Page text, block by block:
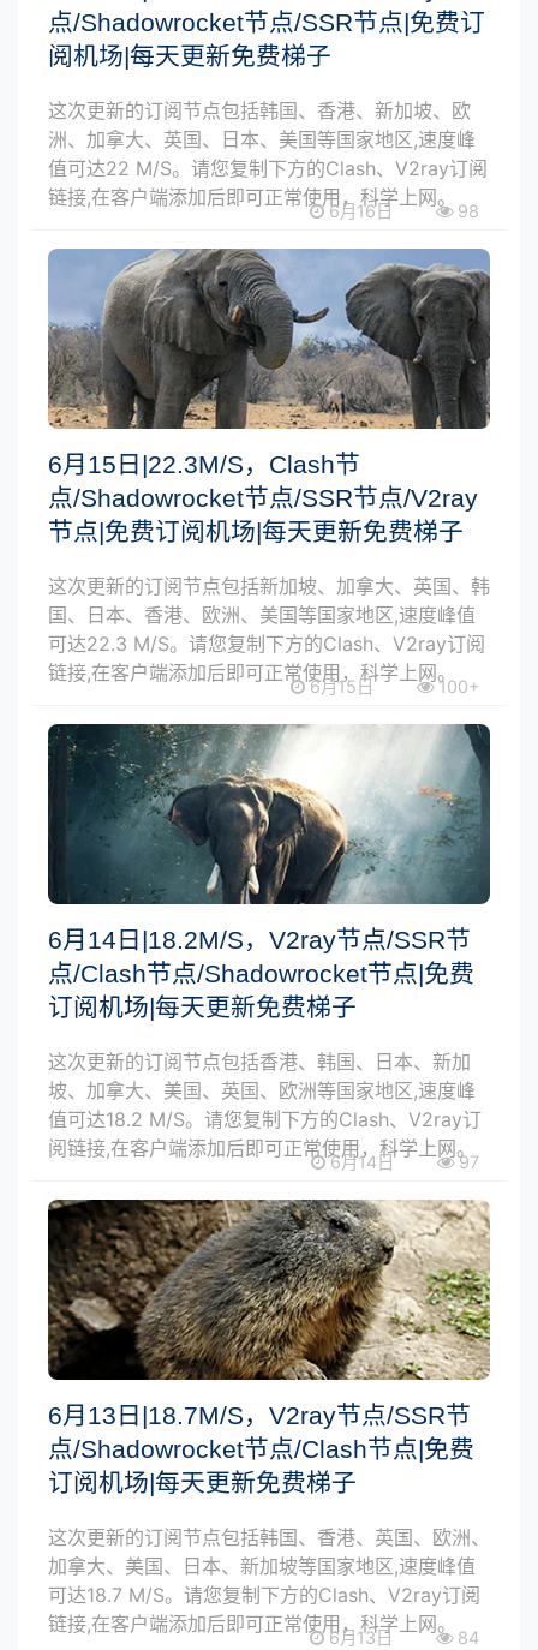
点/Shadowrocket节点/SSR节点|免费订
阅机场|每天更新免费梯子
这次更新的订阅节点包括韩国、香港、新加坡、欧
洲、加拿大、英国、日本、美国等国家地区,速度峰
值可达22 M/S。请您复制下方的Clash、V2ray订阅
链接,在客户端添加后即可正常使用，科学上网。
6月16日 98
6月15日|22.3M/S，Clash节
点/Shadowrocket节点/SSR节点/V2ray
节点|免费订阅机场|每天更新免费梯子
这次更新的订阅节点包括新加坡、加拿大、英国、韩
国、日本、香港、欧洲、美国等国家地区,速度峰值
可达22.3 M/S。请您复制下方的Clash、V2ray订阅
链接,在客户端添加后即可正常使用，科学上网。
6月15日 100+
6月14日|18.2M/S，V2ray节点/SSR节
点/Clash节点/Shadowrocket节点|免费
订阅机场|每天更新免费梯子
这次更新的订阅节点包括香港、韩国、日本、新加
坡、加拿大、美国、英国、欧洲等国家地区,速度峰
值可达18.2 M/S。请您复制下方的Clash、V2ray订
阅链接,在客户端添加后即可正常使用，科学上网。
6月14日 97
6月13日|18.7M/S，V2ray节点/SSR节
点/Shadowrocket节点/Clash节点|免费
订阅机场|每天更新免费梯子
这次更新的订阅节点包括韩国、香港、英国、欧洲、
加拿大、美国、日本、新加坡等国家地区,速度峰值
可达18.7 M/S。请您复制下方的Clash、V2ray订阅
链接,在客户端添加后即可正常使用，科学上网。
6月13日 84